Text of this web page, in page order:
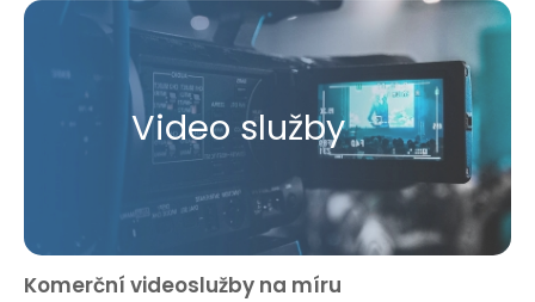
Video služby
Komerční videoslužby na míru